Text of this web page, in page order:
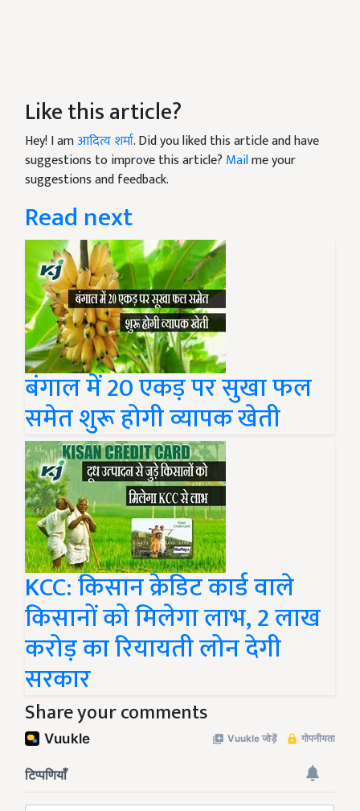
Like this article?
Hey! I amआदित्य शर्मा. Did you liked this article and have
suggestions to improve this article? Mailme your
suggestions and feedback.
Read next
बंगाल में 20 एकड़ पर सुखा फल
समेत शुरू होगी व्यापक खेती
KCC: किसान क्रेडिट कार्ड वाले
किसानों को मिलेगा लाभ, 2 लाख
करोड़ का रियायती लोन देगी
सरकार
Share your comments